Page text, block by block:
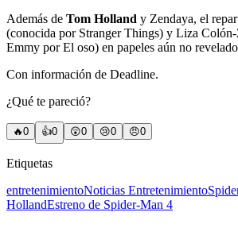
Además de Tom Holland y Zendaya, el
(conocida por Stranger Things) y Liza Colón-
Emmy por El oso) en papeles aún no
Con información de Deadline.
¿Qué te pareció?
🔥0 👍0 😲0 😢0 😠0
Etiquetas
entretenimientoNoticias Entretenimiento
HollandEstreno de Spider-Man 4